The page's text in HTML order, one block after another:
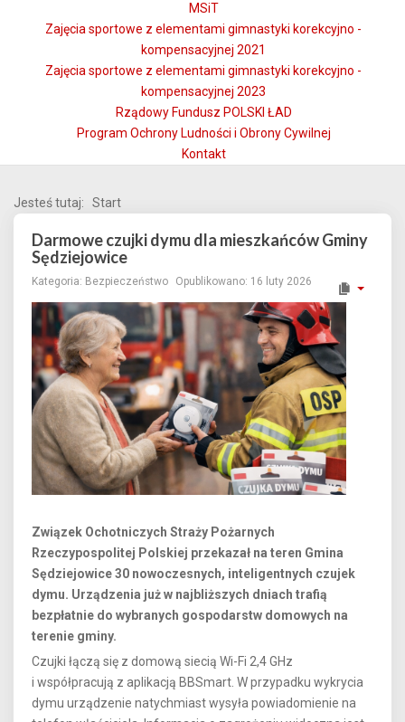
MSiT
Zajęcia sportowe z elementami gimnastyki korekcyjno -
kompensacyjnej 2021
Zajęcia sportowe z elementami gimnastyki korekcyjno -
kompensacyjnej 2023
Rządowy Fundusz POLSKI ŁAD
Program Ochrony Ludności i Obrony Cywilnej
Kontakt
Jesteś tutaj: Start
Darmowe czujki dymu dla mieszkańców Gminy
Sędziejowice
Kategoria: Bezpieczeństwo Opublikowano: 16 luty 2026
Związek Ochotniczych Straży Pożarnych
Rzeczypospolitej Polskiej przekazał na teren Gmina
Sędziejowice 30 nowoczesnych, inteligentnych czujek
dymu. Urządzenia już w najbliższych dniach trafią
bezpłatnie do wybranych gospodarstw domowych na
terenie gminy.
Czujki łączą się z domową siecią Wi-Fi 2,4 GHz
i współpracują z aplikacją BBSmart. W przypadku wykrycia
dymu urządzenie natychmiast wysyła powiadomienie na